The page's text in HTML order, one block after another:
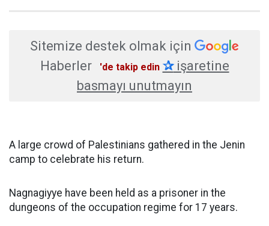
Sitemize destek olmak için
Haberler
'de takip edin ✰işaretine
basmayı unutmayın
A large crowd of Palestinians gathered in the Jenin
camp to celebrate his return.
​Nagnagiyye have been held as a prisoner in the
dungeons of the occupation regime for 17 years.